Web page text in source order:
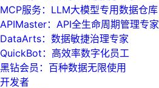
MCP服务：LLM大模型专用数据仓库
APIMaster：API全生命周期管理专家
DataArts：数据敏捷治理专家
QuickBot：高效率数字化员工
黑钻会员：百种数据无限使用
开发者